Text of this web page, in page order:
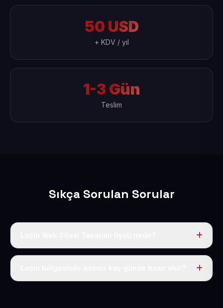
50 USD
+ KDV / yıl
1-3 Gün
Teslim
Sıkça Sorulan Sorular
Tek fiyat uygulanır: yıllık 50 USD + KDV. Bu bedele alan